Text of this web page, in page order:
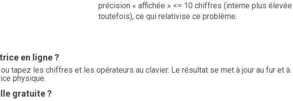
précision « affichée » <= 10 chiffres (interne plus élevée
toutefois), ce qui relativise ce problème.
en ligne ?
tapez les chiffres et les opérateurs au clavier. Le résultat se met à jour au fur et à
physique.
gratuite ?